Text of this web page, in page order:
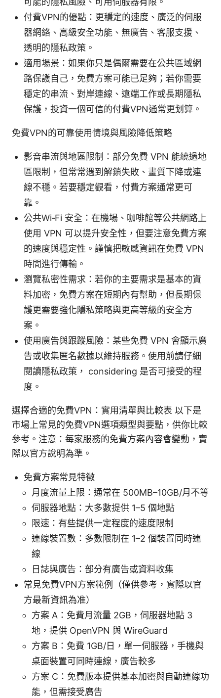
付費VPN的優點：更穩定的速度、廣泛的伺服
器網絡、高級安全功能、無廣告、客服支援、
透明的隱私政策。
適用場景：如果你只是偶爾需要在公共區域網
路保護自己，免費方案可能已足夠；若你需要
穩定的串流、對岸連線、遠端工作或長期隱私
保護，投資一個可信的付費VPN通常更划算。
免費VPN的可靠使用情境與風險降低策略
影音串流與地區限制：部分免費 VPN 能繞過地
區限制，但常常遇到解鎖失敗、畫質下降或連
線不穩。若要穩定觀看，付費方案通常更可
靠。
公共Wi‑Fi 安全：在機場、咖啡館等公共網路上
使用 VPN 可以提升安全性，但要注意免費方案
的速度與穩定性。謹慎把敏感資訊在免費 VPN
時間進行傳輸。
瀏覽私密性需求：若你的主要需求是基本的資
料加密，免費方案在短期內有幫助，但長期保
護更需要強化隱私策略與更高等級的安全方
案。
使用廣告與跟蹤風險：某些免費 VPN 會顯示廣
告或收集匿名數據以維持服務。使用前請仔細
閱讀隱私政策， considering 是否可接受的程
度。
選擇合適的免費VPN：實用清單與比較表 以下是
市場上常見的免費VPN選項類型與要點，供你比較
參考。注意：每家服務的免費方案內容會變動，實
際以官方說明為準。
免費方案常見特徵
月度流量上限：通常在 500MB–10GB/月不等
伺服器地點：大多數提供 1–5 個地點
限速：有些提供一定程度的速度限制
連線裝置數：多數限制在 1–2 個裝置同時連
線
日誌與廣告：部分有廣告或資料收集
常見免費VPN方案範例（僅供參考，實際以官
方最新資訊為准）
方案 A：免費月流量 2GB，伺服器地點 3
地，提供 OpenVPN 與 WireGuard
方案 B：免費 1GB/日，單一伺服器，手機與
桌面裝置可同時連線，廣告較多
方案 C：免費版本提供基本加密與自動連線功
能，但需接受廣告